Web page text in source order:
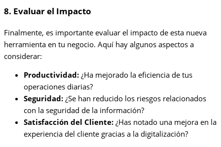
8. Evaluar el Impacto
Finalmente, es importante evaluar el impacto de esta nueva
herramienta en tu negocio. Aquí hay algunos aspectos a
considerar:
Productividad: ¿Ha mejorado la eficiencia de tus
operaciones diarias?
Seguridad: ¿Se han reducido los riesgos relacionados
con la seguridad de la información?
Satisfacción del Cliente: ¿Has notado una mejora en la
experiencia del cliente gracias a la digitalización?